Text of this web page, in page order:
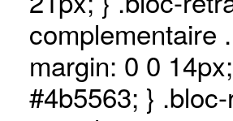
complementaire
margin: 0 0
#4b5563; }